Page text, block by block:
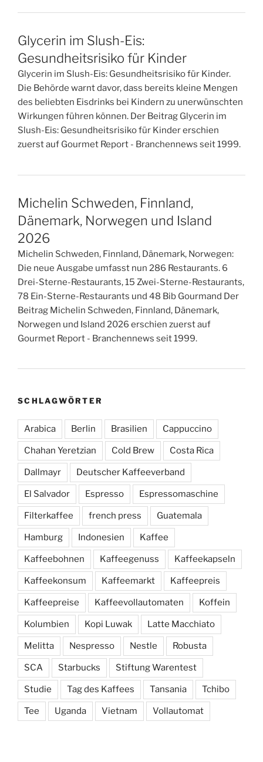
Glycerin im Slush-Eis:
Gesundheitsrisiko für Kinder
Glycerin im Slush-Eis: Gesundheitsrisiko für Kinder.
Die Behörde warnt davor, dass bereits kleine Mengen
des beliebten Eisdrinks bei Kindern zu unerwünschten
Wirkungen führen können. Der Beitrag Glycerin im
Slush-Eis: Gesundheitsrisiko für Kinder erschien
zuerst auf Gourmet Report - Branchennews seit 1999.
Michelin Schweden, Finnland,
Dänemark, Norwegen und Island
2026
Michelin Schweden, Finnland, Dänemark, Norwegen:
Die neue Ausgabe umfasst nun 286 Restaurants. 6
Drei-Sterne-Restaurants, 15 Zwei-Sterne-Restaurants,
78 Ein-Sterne-Restaurants und 48 Bib Gourmand Der
Beitrag Michelin Schweden, Finnland, Dänemark,
Norwegen und Island 2026 erschien zuerst auf
Gourmet Report - Branchennews seit 1999.
SCHLAGWÖRTER
Arabica Berlin Brasilien Cappuccino
Chahan Yeretzian Cold Brew Costa Rica
Dallmayr Deutscher Kaffeeverband
El Salvador Espresso Espressomaschine
Filterkaffee french press Guatemala
Hamburg Indonesien Kaffee
Kaffeebohnen Kaffeegenuss Kaffeekapseln
Kaffeekonsum Kaffeemarkt Kaffeepreis
Kaffeepreise Kaffeevollautomaten Koffein
Kolumbien Kopi Luwak Latte Macchiato
Melitta Nespresso Nestle Robusta
SCA Starbucks Stiftung Warentest
Studie Tag des Kaffees Tansania Tchibo
Tee Uganda Vietnam Vollautomat